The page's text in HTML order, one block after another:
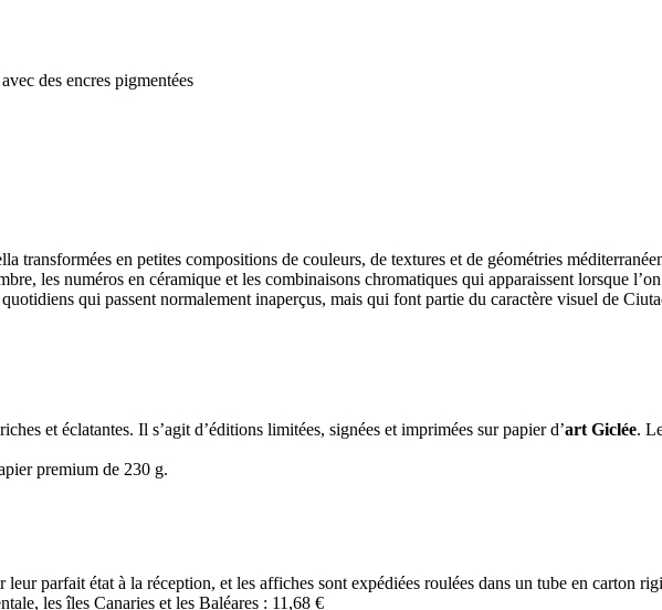
des encres pigmentées
transformées en petites compositions de couleurs, de textures et de géométries
les numéros en céramique et les combinaisons chromatiques qui apparaissent lorsque
qui passent normalement inaperçus, mais qui font partie du caractère visuel de
et éclatantes. Il s’agit d’éditions limitées, signées et imprimées sur papier d’art Giclée.
premium de 230 g.
parfait état à la réception, et les affiches sont expédiées roulées dans un tube en carton
les îles Canaries et les Baléares : 11,68 €